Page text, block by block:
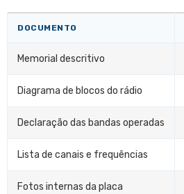
DOCUMENTO
Memorial descritivo
Diagrama de blocos do rádio
Declaração das bandas operadas
Lista de canais e frequências
Fotos internas da placa